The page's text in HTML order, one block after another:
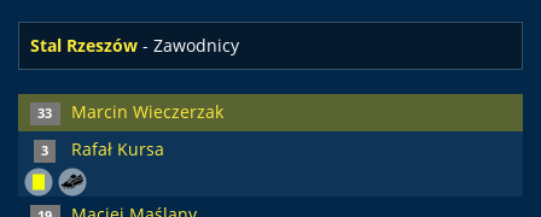
Stal Rzeszów - Zawodnicy
33 Marcin Wieczerzak
3 Rafał Kursa